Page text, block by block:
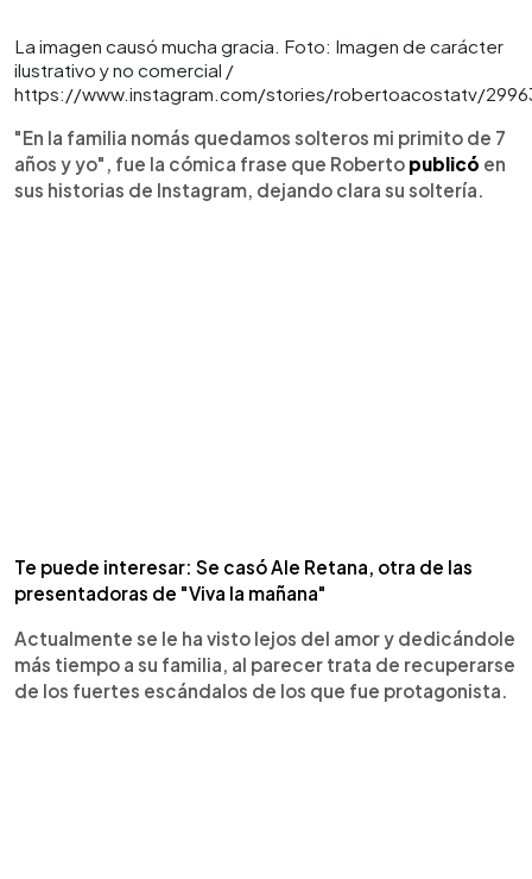
La imagen causó mucha gracia. Foto: Imagen de carácter
ilustrativo y no comercial /
https://www.instagram.com/stories/robertoacostatv/
"En la familia nomás quedamos solteros mi primito de 7
años y yo", fue la cómica frase que Roberto publicó en
sus historias de Instagram, dejando clara su soltería.
Te puede interesar: Se casó Ale Retana, otra de las
presentadoras de "Viva la mañana"
Actualmente se le ha visto lejos del amor y dedicándole
más tiempo a su familia, al parecer trata de recuperarse
de los fuertes escándalos de los que fue protagonista.